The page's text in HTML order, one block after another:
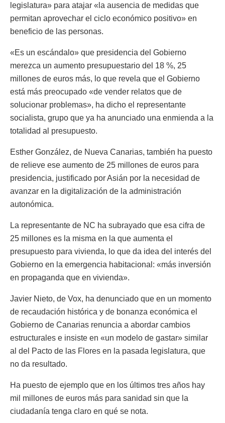
legislatura» para atajar «la ausencia de medidas que
permitan aprovechar el ciclo económico positivo» en
beneficio de las personas.
«Es un escándalo» que presidencia del Gobierno
merezca un aumento presupuestario del 18 %, 25
millones de euros más, lo que revela que el Gobierno
está más preocupado «de vender relatos que de
solucionar problemas», ha dicho el representante
socialista, grupo que ya ha anunciado una enmienda a la
totalidad al presupuesto.
Esther González, de Nueva Canarias, también ha puesto
de relieve ese aumento de 25 millones de euros para
presidencia, justificado por Asián por la necesidad de
avanzar en la digitalización de la administración
autonómica.
La representante de NC ha subrayado que esa cifra de
25 millones es la misma en la que aumenta el
presupuesto para vivienda, lo que da idea del interés del
Gobierno en la emergencia habitacional: «más inversión
en propaganda que en vivienda».
Javier Nieto, de Vox, ha denunciado que en un momento
de recaudación histórica y de bonanza económica el
Gobierno de Canarias renuncia a abordar cambios
estructurales e insiste en «un modelo de gastar» similar
al del Pacto de las Flores en la pasada legislatura, que
no da resultado.
Ha puesto de ejemplo que en los últimos tres años hay
mil millones de euros más para sanidad sin que la
ciudadanía tenga claro en qué se nota.